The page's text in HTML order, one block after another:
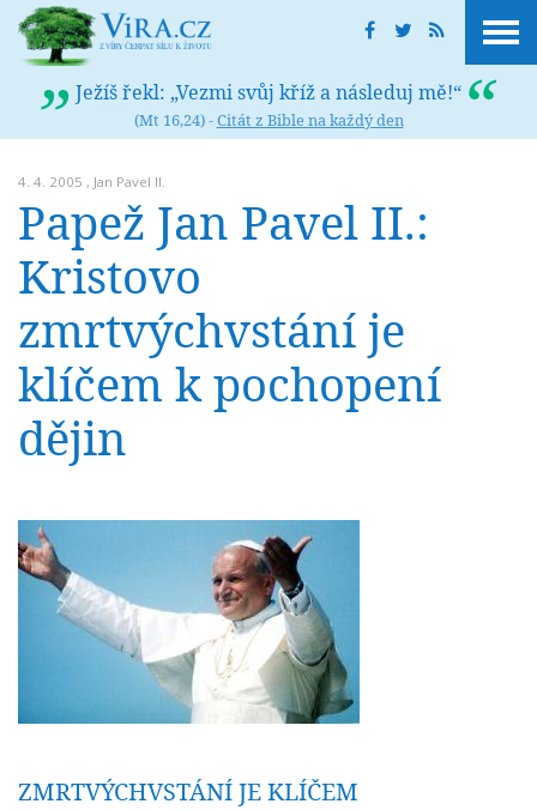
Ježíš řekl: „Vezmi svůj kříž a následuj mě!“
(Mt 16,24) -Citát z Bible na každý den
4. 4. 2005 , Jan Pavel II.
Papež Jan Pavel II.:
Kristovo
zmrtvýchvstání je
klíčem k pochopení
dějin
ZMRTVÝCHVSTÁNÍ JE KLÍČEM